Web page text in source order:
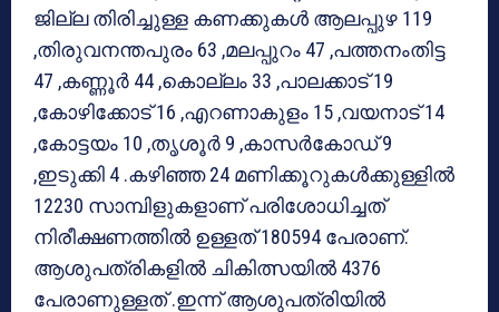
ജില്ല തിരിച്ചുള്ള കണക്കുകൾ ആലപ്പുഴ 119
,തിരുവനന്തപുരം 63 ,മലപ്പുറം 47 ,പത്തനംതിട്ട
47 ,കണ്ണൂർ 44 ,കൊല്ലം 33 ,പാലക്കാട് 19
,കോഴിക്കോട് 16 ,എറണാകുളം 15 ,വയനാട് 14
,കോട്ടയം 10 ,തൃശൂർ 9 ,കാസർകോഡ്‌ 9
,ഇടുക്കി 4 .കഴിഞ്ഞ 24 മണിക്കൂറുകൾക്കുള്ളിൽ
12230 സാമ്പിളുകളാണ് പരിശോധിച്ചത്
നിരീക്ഷണത്തിൽ ഉള്ളത് 180594 പേരാണ്.
ആശുപത്രികളിൽ ചികിത്സയിൽ 4376
പേരാണുള്ളത് .ഇന്ന് ആശുപത്രിയിൽ